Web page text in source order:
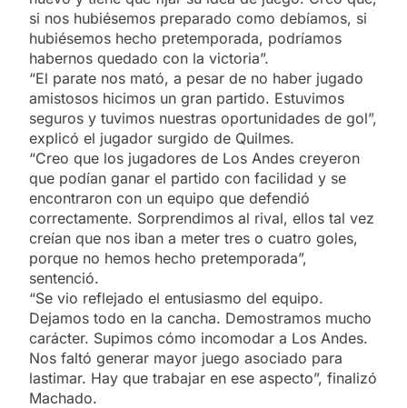
si nos hubiésemos preparado como debíamos, si
hubiésemos hecho pretemporada, podríamos
habernos quedado con la victoria”.
“El parate nos mató, a pesar de no haber jugado
amistosos hicimos un gran partido. Estuvimos
seguros y tuvimos nuestras oportunidades de gol”,
explicó el jugador surgido de Quilmes.
“Creo que los jugadores de Los Andes creyeron
que podían ganar el partido con facilidad y se
encontraron con un equipo que defendió
correctamente. Sorprendimos al rival, ellos tal vez
creían que nos iban a meter tres o cuatro goles,
porque no hemos hecho pretemporada”,
sentenció.
“Se vio reflejado el entusiasmo del equipo.
Dejamos todo en la cancha. Demostramos mucho
carácter. Supimos cómo incomodar a Los Andes.
Nos faltó generar mayor juego asociado para
lastimar. Hay que trabajar en ese aspecto”, finalizó
Machado.